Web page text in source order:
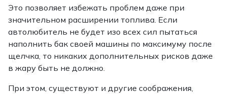
Это позволяет избежать проблем даже при
значительном расширении топлива. Если
автолюбитель не будет изо всех сил пытаться
наполнить бак своей машины по максимуму после
щелчка, то никаких дополнительных рисков даже
в жару быть не должно.
При этом, существуют и другие соображения,